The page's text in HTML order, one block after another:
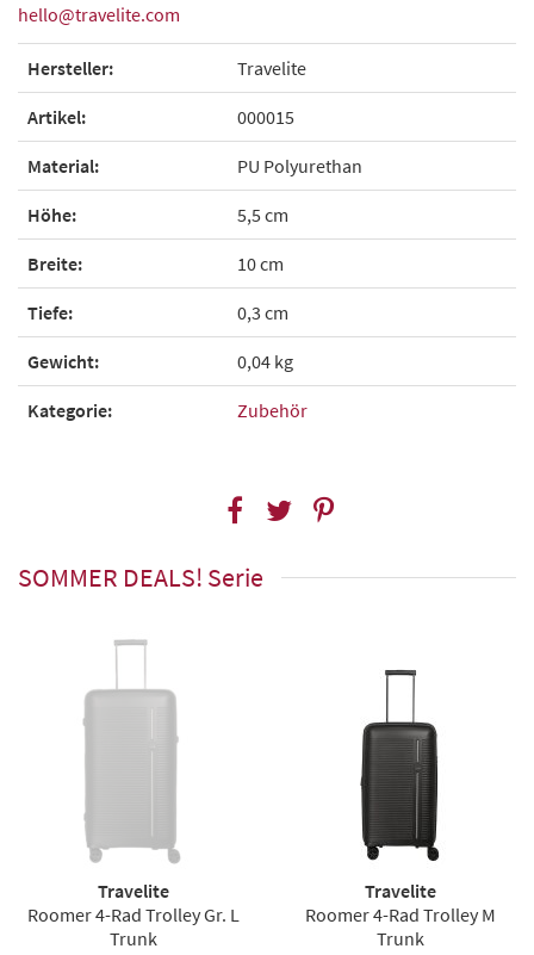
hello@travelite.com
Hersteller: Travelite
Artikel: 000015
Material: PU Polyurethan
Höhe: 5,5 cm
Breite: 10 cm
Tiefe: 0,3 cm
Gewicht: 0,04 kg
Kategorie: Zubehör
SOMMER DEALS! Serie
Travelite
Roomer 4-Rad Trolley Gr. L
Trunk
Travelite
Roomer 4-Rad Trolley M
Trunk